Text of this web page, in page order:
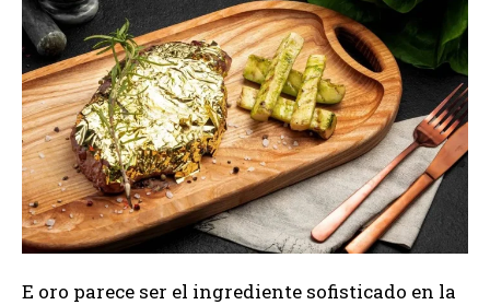
E oro parece ser el ingrediente sofisticado en la